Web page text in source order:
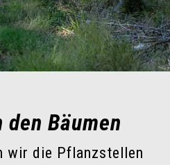
den Bäumen
wir die Pflanzstellen